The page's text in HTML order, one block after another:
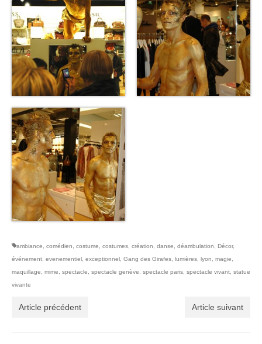
ambiance comédien costume costumes création danse déambulation Décor,
événement evenementiel exceptionnel Gang des Girafes lumières lyon magie
maquillage
mime spectacle spectacle genève spectacle paris spectacle vivant statue
vivante
Article précédent Article suivant